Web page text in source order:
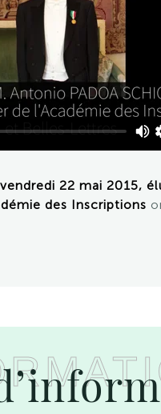
22 mai 2015,
des Inscriptions